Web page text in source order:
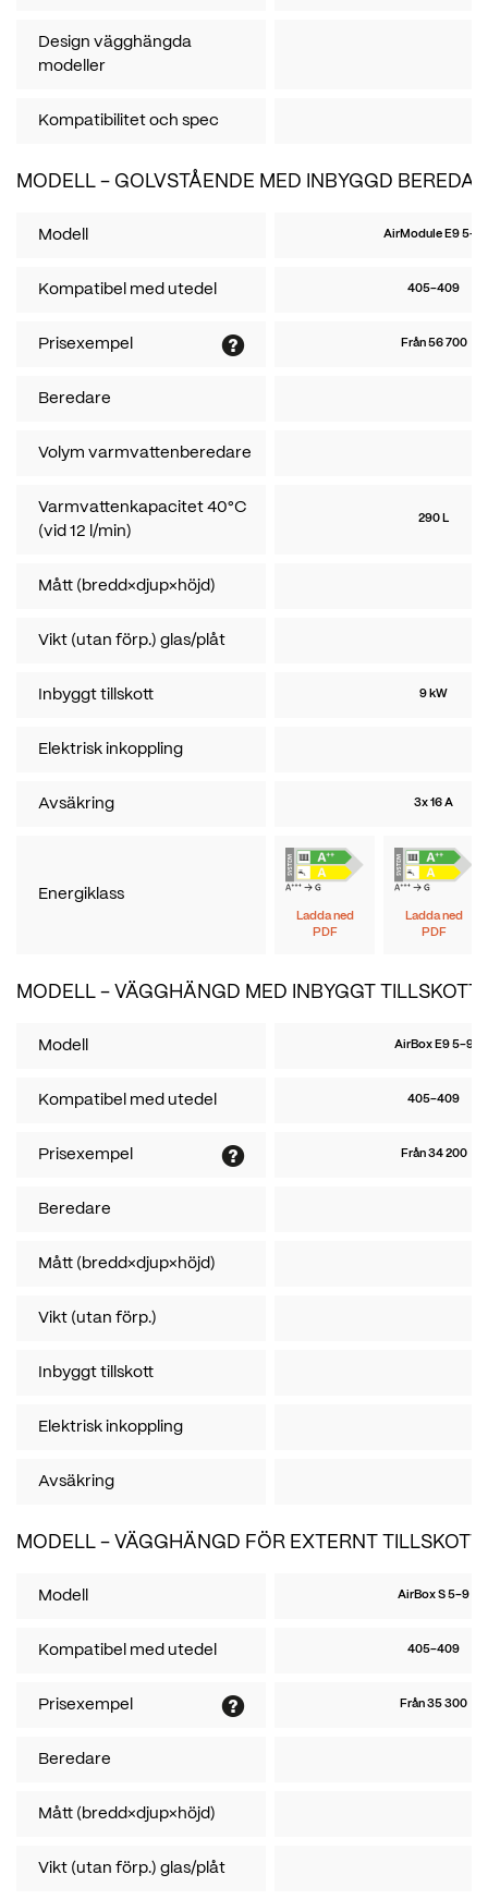
Design vägghängda
modeller
Kompatibilitet och spec
MODELL - GOLVSTÅENDE MED INBYGGD
Modell AirModule E9 5-9
Kompatibel med utedel 405-409
Prisexempel Från 56 700
Beredare
Volym varmvattenberedare
Varmvattenkapacitet 40°C
(vid 12 l/min)
290 L
Mått (bredd×djup×höjd)
Vikt (utan förp.) glas/plåt
Inbyggt tillskott 9 kW
Elektrisk inkoppling
Avsäkring 3x 16 A
Energiklass
Ladda ned
PDF
Ladda ned
PDF
MODELL - VÄGGHÄNGD MED INBYGGT TILLSKOTT
Modell AirBox E9 5-9
Kompatibel med utedel 405-409
Prisexempel Från 34 200
Beredare
Mått (bredd×djup×höjd)
Vikt (utan förp.)
Inbyggt tillskott
Elektrisk inkoppling
Avsäkring
MODELL - VÄGGHÄNGD FÖR EXTERNT TILLSKOTT
Modell AirBox S 5-9
Kompatibel med utedel 405-409
Prisexempel Från 35 300
Beredare
Mått (bredd×djup×höjd)
Vikt (utan förp.) glas/plåt